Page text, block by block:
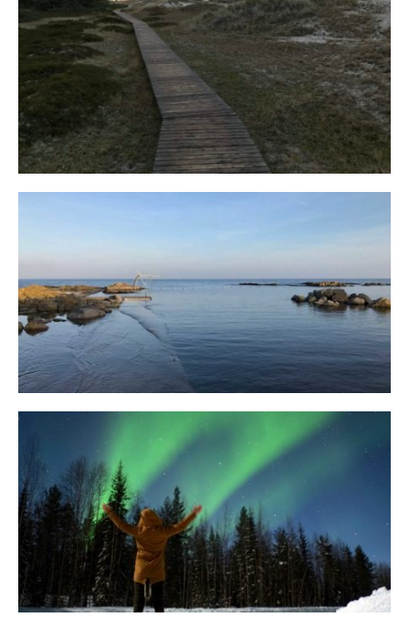
Fischland
12. FEBRUAR 2019
Bornholm
29. OKTOBER 2018
10 Tipps für eine erfolgreiche Jagd
auf Nordlichter
31. JANUAR 2018